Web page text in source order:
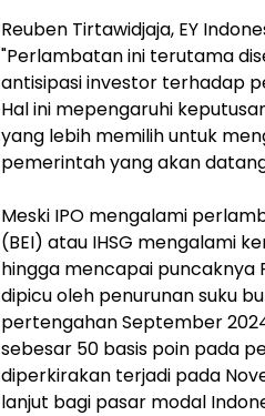
Reuben Tirtawidjaja, EY
"Perlambatan ini terutama
antisipasi investor terhadap
Hal ini mepengaruhi
yang lebih memilih untuk
pemerintah yang akan
Meski IPO mengalami
(BEI) atau IHSG mengalami
hingga mencapai puncaknya
dipicu oleh penurunan suku
pertengahan September
sebesar 50 basis poin pada
diperkirakan terjadi pada
lanjut bagi pasar modal